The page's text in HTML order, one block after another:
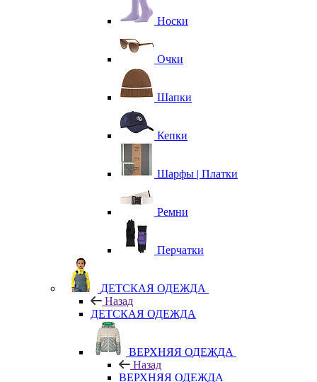
Носки
Очки
Шапки
Кепки
Шарфы | Платки
Ремни
Перчатки
ДЕТСКАЯ ОДЕЖДА
Назад
ДЕТСКАЯ ОДЕЖДА
ВЕРХНЯЯ ОДЕЖДА
Назад
ВЕРХНЯЯ ОДЕЖДА